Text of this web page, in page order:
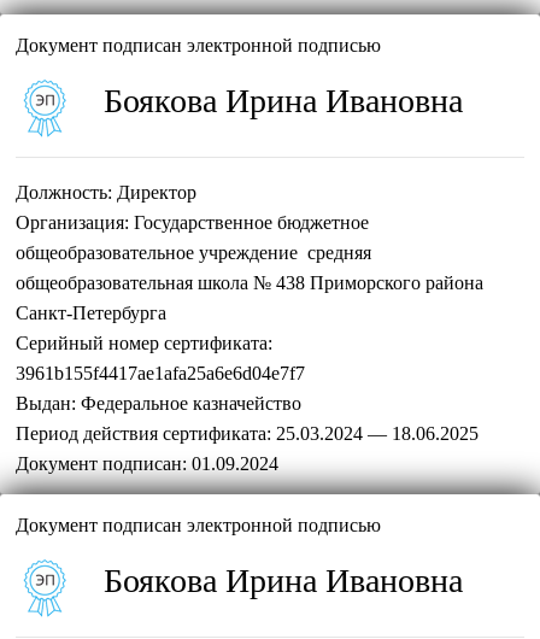
Документ подписан электронной подписью
Боякова Ирина Ивановна
Должность: Директор
Организация: Государственное бюджетное
общеобразовательное учреждение средняя
общеобразовательная школа № 438 Приморского района
Санкт-Петербурга
Серийный номер сертификата:
3961b155f4417ae1afa25a6e6d04e7f7
Выдан: Федеральное казначейство
Период действия сертификата: 25.03.2024 — 18.06.2025
Документ подписан: 01.09.2024
Документ подписан электронной подписью
Боякова Ирина Ивановна